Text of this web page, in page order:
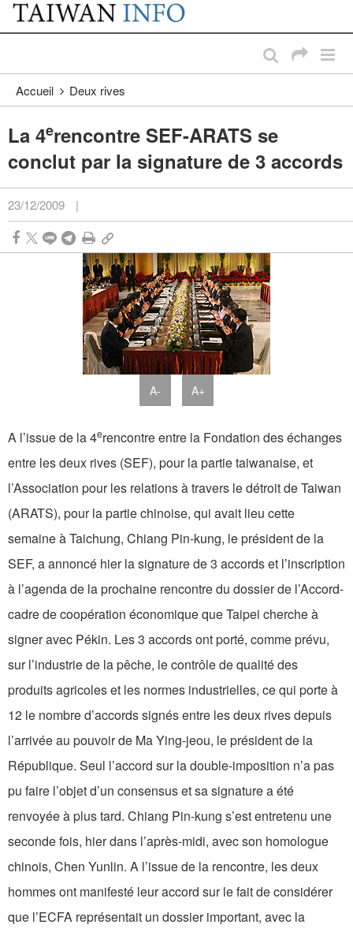
Passer au contenu principal
:::
Accueil Deux rives
La 4erencontre SEF-ARATS se
conclut par la signature de 3 accords
23/12/2009 |
A- A+
A l’issue de la 4erencontre entre la Fondation des échanges
entre les deux rives (SEF), pour la partie taiwanaise, et
l’Association pour les relations à travers le détroit de Taiwan
(ARATS), pour la partie chinoise, qui avait lieu cette
semaine à Taichung, Chiang Pin-kung, le président de la
SEF, a annoncé hier la signature de 3 accords et l’inscription
à l’agenda de la prochaine rencontre du dossier de l’Accord-
cadre de coopération économique que Taipei cherche à
signer avec Pékin. Les 3 accords ont porté, comme prévu,
sur l’industrie de la pêche, le contrôle de qualité des
produits agricoles et les normes industrielles, ce qui porte à
12 le nombre d’accords signés entre les deux rives depuis
l’arrivée au pouvoir de Ma Ying-jeou, le président de la
République. Seul l’accord sur la double-imposition n’a pas
pu faire l’objet d’un consensus et sa signature a été
renvoyée à plus tard. Chiang Pin-kung s’est entretenu une
seconde fois, hier dans l’après-midi, avec son homologue
chinois, Chen Yunlin. A l’issue de la rencontre, les deux
hommes ont manifesté leur accord sur le fait de considérer
que l’ECFA représentait un dossier important, avec la